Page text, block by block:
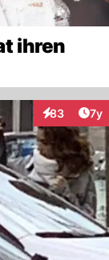
ihren
83
Interaktionen
7y